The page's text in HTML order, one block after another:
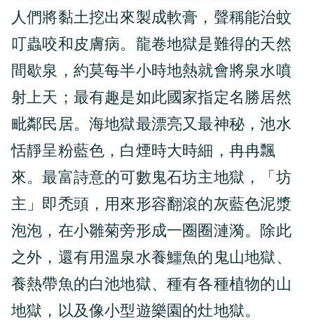
人們將黏土挖出來製成軟膏，聲稱能治蚊
叮蟲咬和皮膚病。龍卷地獄是難得的天然
間歇泉，約莫每半小時地熱就會將泉水噴
射上天；最有趣是如此國家指定名勝居然
毗鄰民居。海地獄最漂亮又最神秘，池水
恬靜呈粉藍色，白煙時大時細，冉冉飄
來。最富詩意的可數鬼石坊主地獄，「坊
主」即禿頭，用來形容翻滾的灰藍色泥漿
泡泡，在小雛菊旁形成一圈圈漣漪。除此
之外，還有用溫泉水養鱷魚的鬼山地獄、
養熱帶魚的白池地獄、種有各種植物的山
地獄，以及像小型遊樂園的灶地獄。